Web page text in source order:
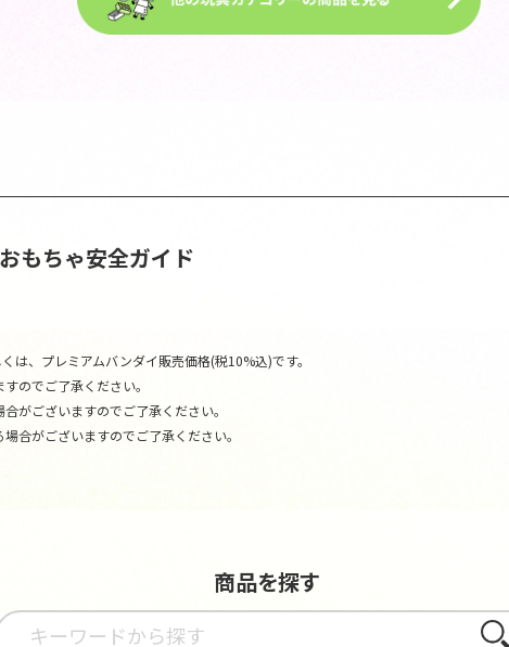
もちゃ安全ガイド
、プレミアムバンダイ販売価格(税10%込)です。
のでご了承ください。
がございますのでご了承ください。
合がございますのでご了承ください。
商品を探す
さが